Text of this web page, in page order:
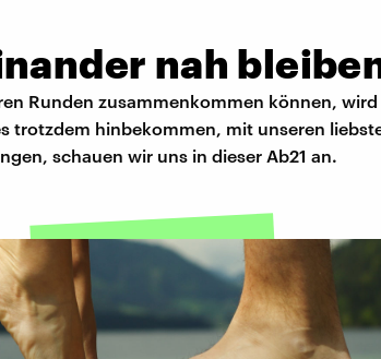
nah
Runden zusammenkommen können,
trotzdem hinbekommen, mit unseren
schauen wir uns in dieser Ab21 an.